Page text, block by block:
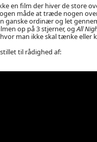
en film der hiver de store
måde at træde nogen
ganske ordinær og let
op på 3 stjerner, ogAll
man ikke skal tænke eller
til rådighed af: